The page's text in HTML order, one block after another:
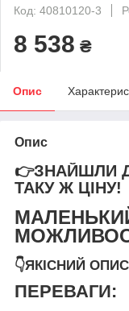
Код: 40810120-3
8 538 ₴
Опис
Опис
👉ЗНАЙШЛИ
ТАКУ Ж ЦІНУ!
👇ЯКІСНИЙ
ПЕРЕВАГИ: